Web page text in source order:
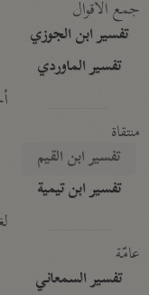
جمع الأقوال
تفسير ابن الجوزي
تفسير الماوردي
منتقاة
تفسير ابن القيم
تفسير ابن تيمية
عامّة
تفسير السمعاني